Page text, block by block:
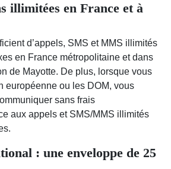
illimitées en France et à
d’appels, SMS et MMS illimités
en France métropolitaine et dans
de Mayotte. De plus, lorsque vous
européenne ou les DOM, vous
sans frais
aux appels et SMS/MMS illimités
: une enveloppe de 25